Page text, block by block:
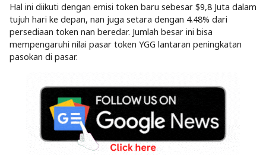
Hal ini diikuti dengan emisi token baru sebesar $9,8 Juta dalam
tujuh hari ke depan, nan juga setara dengan 4.48% dari
persediaan token nan beredar. Jumlah besar ini bisa
mempengaruhi nilai pasar token YGG lantaran peningkatan
pasokan di pasar.